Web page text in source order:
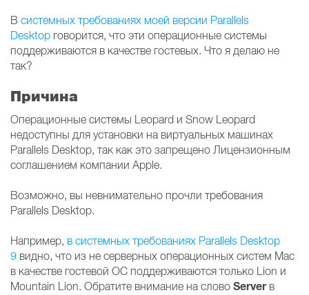
В системных требованиях моей версии Parallels
Desktop говорится, что эти операционные системы
поддерживаются в качестве гостевых. Что я делаю не
так?
Причина
Операционные системы Leopard и Snow Leopard
недоступны для установки на виртуальных машинах
Parallels Desktop, так как это запрещено Лицензионным
соглашением компании Apple.
Возможно, вы невнимательно прочли требования
Parallels Desktop.
Например, в системных требованиях Parallels Desktop
9 видно, что из не серверных операционных систем Mac
в качестве гостевой ОС поддерживаются только Lion и
Mountain Lion. Обратите внимание на слово Serverв